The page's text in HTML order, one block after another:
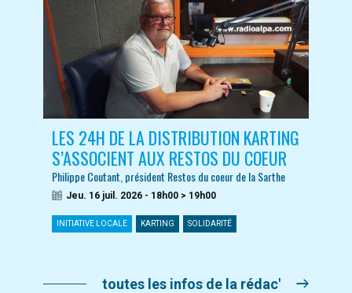
LES 24H DE LA DISTRIBUTION KARTING
S’ASSOCIENT AUX RESTOS DU COEUR
Philippe Coutant, président Restos du coeur de la Sarthe
Jeu. 16 juil. 2026 - 18h00 > 19h00
INITIATIVE LOCALE KARTING SOLIDARITÉ
toutes les infos de la rédac'